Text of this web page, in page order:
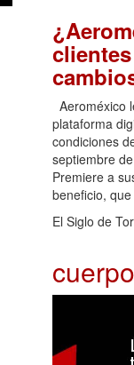
Aeroméxico
plataforma
condiciones
septiembre
Premiere a
beneficio,
El Siglo de